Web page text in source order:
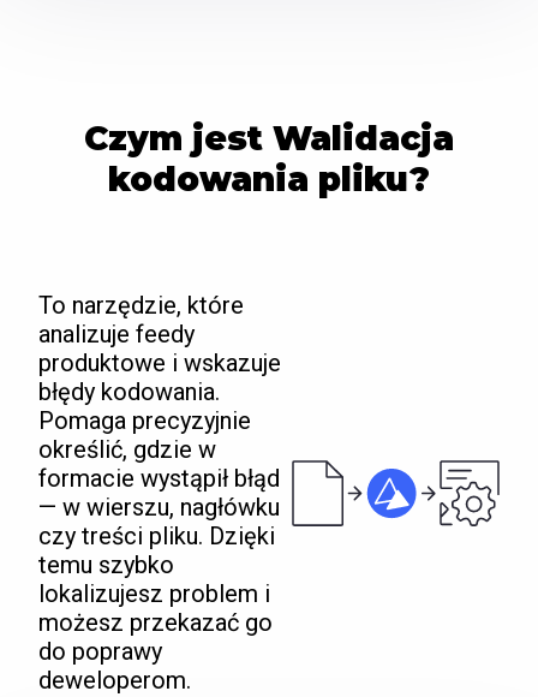
Czym jest Walidacja
kodowania pliku?
To narzędzie, które
analizuje feedy
produktowe i wskazuje
błędy kodowania.
Pomaga precyzyjnie
określić, gdzie w
formacie wystąpił błąd
— w wierszu, nagłówku
czy treści pliku. Dzięki
temu szybko
lokalizujesz problem i
możesz przekazać go
do poprawy
deweloperom.